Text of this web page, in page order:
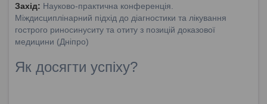
Захід: Науково-практична конференція.
Міждисциплінарний підхід до діагностики та лікування
гострого риносинуситу та отиту з позицій доказової
медицини (Дніпро)
Як досягти успіху?